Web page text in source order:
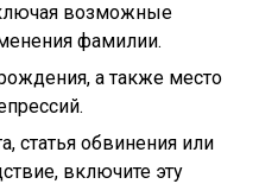
возможные
фамилии.
а также место
статья обвинения или
включите эту